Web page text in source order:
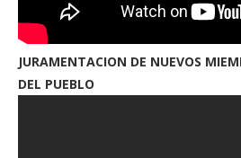
JURAMENTACION DE NUEVOS
DEL PUEBLO